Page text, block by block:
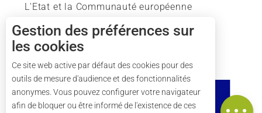
Horaires
Carte
L'Etat et la Communauté européenne
soutiennent également l'action du Parc.
Gestion des préférences sur
les cookies
Ce site web active par défaut des cookies pour des
outils de mesure d'audience et des fonctionnalités
anonymes. Vous pouvez configurer votre navigateur
afin de bloquer ou être informé de l'existence de ces